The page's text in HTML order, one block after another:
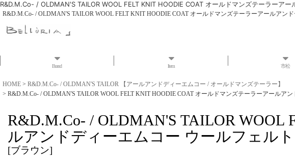
R&D.M.Co- / OLDMAN'S TAILOR WOOL FELT KNIT HOODIE COAT オールドマンズテーラーア
R&D.M.Co- / OLDMAN'S TAILOR WOOL FELT KNIT HOODIE COAT オールドマンズテーラーアールアン
Brand Item 市松
HOME > R&D.M.Co- / OLDMAN'S TAILOR 【アールアンドディーエムコー / オールドマンズテーラー】
> R&D.M.Co- / OLDMAN'S TAILOR WOOL FELT KNIT HOODIE COAT オールドマンズテーラーアールア
R&D.M.Co- / OLDMAN'S TAILOR WOOL
ルアンドディーエムコー ウールフェル
[ブラウン]